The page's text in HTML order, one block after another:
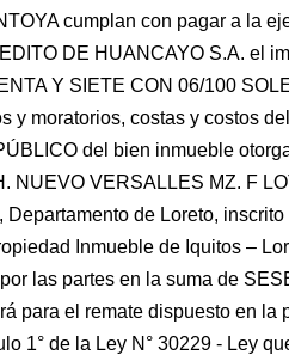
cumplan con pagar a la
DE HUANCAYO S.A. el
Y SIETE CON 06/100
y moratorios, costas y costos
del bien inmueble
NUEVO VERSALLES MZ. F
de Loreto, inscrito
Inmueble de Iquitos –
las partes en la suma de
para el remate dispuesto en la
1° de la Ley N° 30229 - Ley